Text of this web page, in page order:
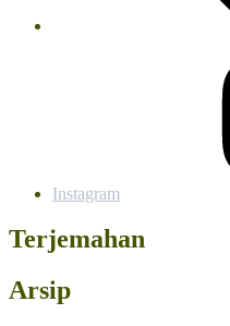
Instagram
Terjemahan
Arsip